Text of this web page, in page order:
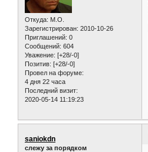
Откуда: M.O.
Зарегистрирован: 2010-10-26
Приглашений: 0
Сообщений: 604
Уважение: [+28/-0]
Позитив: [+28/-0]
Провел на форуме:
4 дня 22 часа
Последний визит:
2020-05-14 11:19:23
saniokdn
слежу за порядком